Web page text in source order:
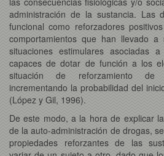
administración de la sustancia. Las
funcional como reforzadores
comportamientos que han llevado
situaciones estimulares asociadas
capaces de dotar de función a los
situación de reforzamiento
incrementando la probabilidad del
(López y Gil, 1996).
De este modo, a la hora de explicar
de la auto-administración de drogas,
propiedades reforzantes de las